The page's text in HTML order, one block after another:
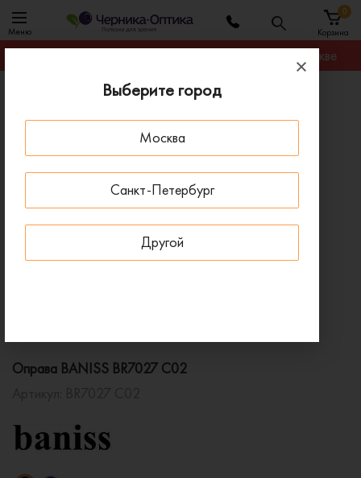
Выберите город
Москва
Санкт-Петербург
Другой
Меню Корзина
0
Гарантируем лучшую цену на любую оправу в Москве
Оправы для очков
Оправа BANISS BR7027 C02
Оправа BANISS BR7027 C02
- 20 % ДО 15 АВГУСТА